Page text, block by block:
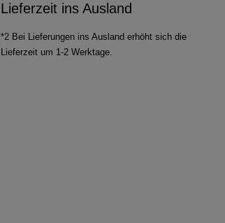
Lieferzeit ins Ausland
*2 Bei Lieferungen ins Ausland erhöht sich die
Lieferzeit um 1-2 Werktage.